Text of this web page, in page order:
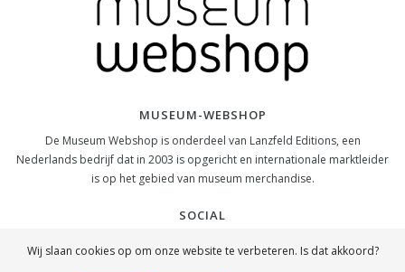
MUSEUM-WEBSHOP
De Museum Webshop is onderdeel van Lanzfeld Editions, een
Nederlands bedrijf dat in 2003 is opgericht en internationale marktleider
is op het gebied van museum merchandise.
SOCIAL
Wij slaan cookies op om onze website te verbeteren. Is dat akkoord?